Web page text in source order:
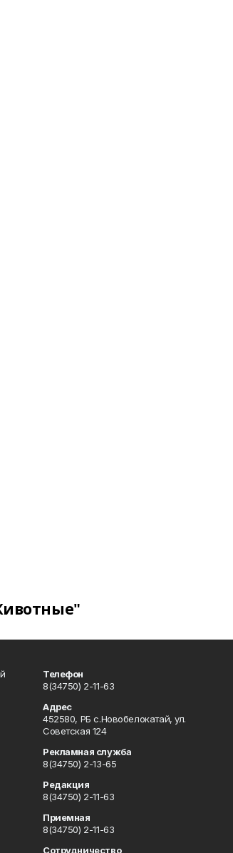
Телефон
8(34750) 2-11-63
Адрес
452580, РБ с.Новобелокатай, ул.
Советская 124
Рекламная служба
8(34750) 2-13-65
Редакция
8(34750) 2-11-63
Приемная
8(34750) 2-11-63
Сотрудничество